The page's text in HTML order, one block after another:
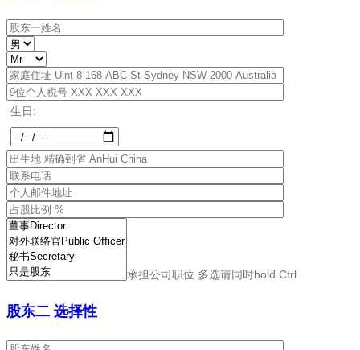
生日:
承担公司职位 多选请同时hold Ctrl
股东二 选择性